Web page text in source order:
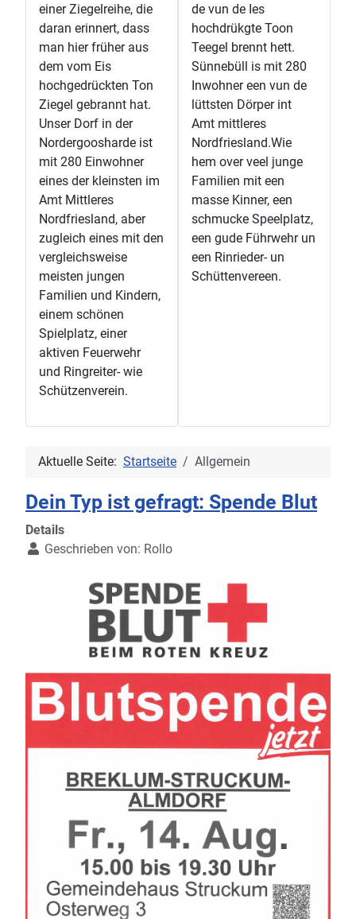
einer Ziegelreihe, die
daran erinnert, dass
man hier früher aus
dem vom Eis
hochgedrückten Ton
Ziegel gebrannt hat.
Unser Dorf in der
Nordergoosharde ist
mit 280 Einwohner
eines der kleinsten im
Amt Mittleres
Nordfriesland, aber
zugleich eines mit den
vergleichsweise
meisten jungen
Familien und Kindern,
einem schönen
Spielplatz, einer
aktiven Feuerwehr
und Ringreiter- wie
Schützenverein.
de vun de Ies
hochdrükgte Toon
Teegel brennt hett.
Sünnebüll is mit 280
Inwohner een vun de
lüttsten Dörper int
Amt mittleres
Nordfriesland.Wie
hem over veel junge
Familien mit een
masse Kinner, een
schmucke Speelplatz,
een gude Führwehr un
een Rinrieder- un
Schüttenvereen.
Aktuelle Seite: Startseite Allgemein
Dein Typ ist gefragt: Spende Blut
Details
Geschrieben von: Rollo